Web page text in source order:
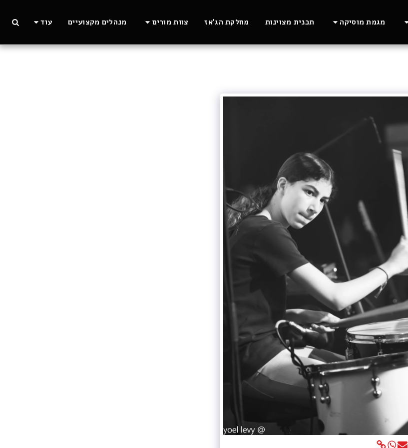
מגמת מוסיקה תכנית מצוינות מחלקת הג'אז צוות מורים מנהלים מקצועיים עוד